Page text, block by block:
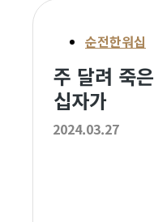
순전한워십
주 달려 죽은
십자가
2024.03.27